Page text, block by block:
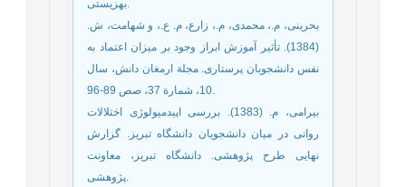
بهزیستی.
بحرینی، م.، محمدی، م.، زارع، م. ع.، و شهامت، ش.
(1384). تأثیر آموزش ابراز وجود بر میزان اعتماد به
نفس دانشجویان پرستاری. مجلة ارمغان دانش، سال
10، شمارة 37، صص 89-96.
بیرامی، م. (1383). بررسی اپیدمیولوژی اختلالات
روانی در میان دانشجویان دانشگاه تبریز. گزارش
نهایی طرح پژوهشی. دانشگاه تبریز، معاونت
پژوهشی.